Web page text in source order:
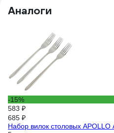
Аналоги
-15%
583 ₽
685 ₽
Набор вилок столовых